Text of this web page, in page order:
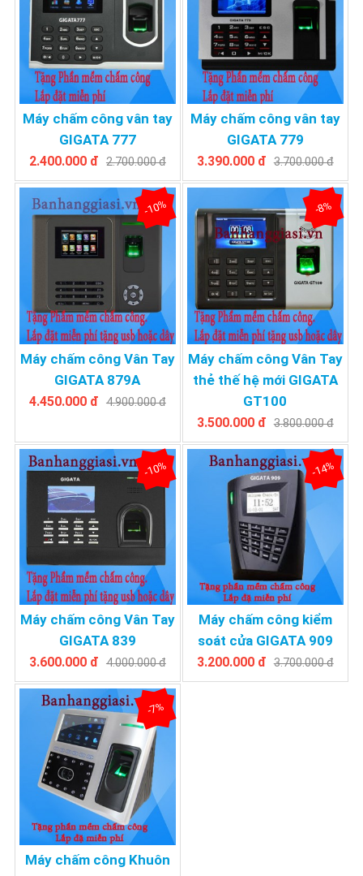
Máy chấm công vân tay
GIGATA 777
2.400.000 đ 2.700.000 đ
Máy chấm công vân tay
GIGATA 779
3.390.000 đ 3.700.000 đ
Máy chấm công Vân Tay
GIGATA 879A
-10%
4.450.000 đ 4.900.000 đ
Máy chấm công Vân Tay
thẻ thế hệ mới GIGATA
GT100
-8%
3.500.000 đ 3.800.000 đ
Máy chấm công Vân Tay
GIGATA 839
-10%
3.600.000 đ 4.000.000 đ
Máy chấm công kiểm
soát cửa GIGATA 909
-14%
3.200.000 đ 3.700.000 đ
Máy chấm công Khuôn
-7%